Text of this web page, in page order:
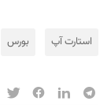
استارت آپ بورس